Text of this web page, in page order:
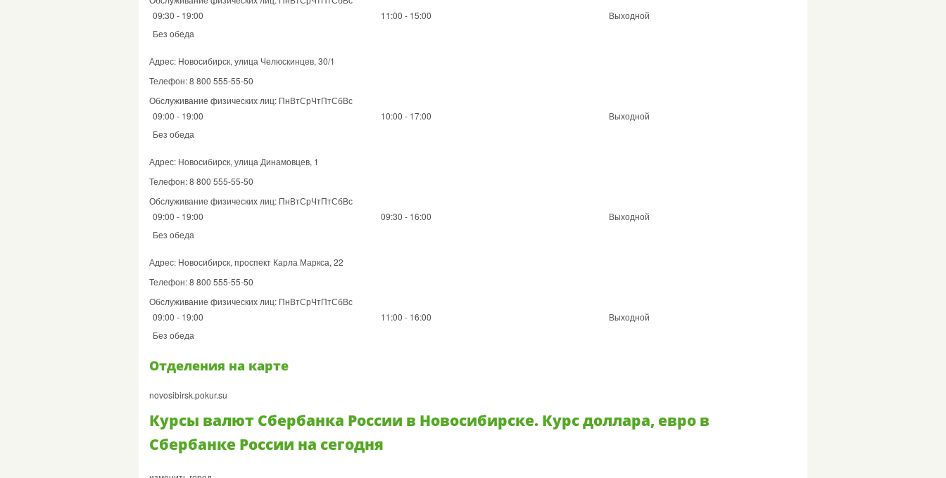
09:30 - 19:00
11:00 - 15:00
Выходной
Без обеда
Адрес: Новосибирск, улица Челюскинцев, 30/1
Телефон: 8 800 555-55-50
Обслуживание физических лиц: ПнВтСрЧтПтСбВс
09:00 - 19:00
10:00 - 17:00
Выходной
Без обеда
Адрес: Новосибирск, улица Динамовцев, 1
Телефон: 8 800 555-55-50
Обслуживание физических лиц: ПнВтСрЧтПтСбВс
09:00 - 19:00
09:30 - 16:00
Выходной
Без обеда
Адрес: Новосибирск, проспект Карла Маркса, 22
Телефон: 8 800 555-55-50
Обслуживание физических лиц: ПнВтСрЧтПтСбВс
09:00 - 19:00
11:00 - 16:00
Выходной
Без обеда
Отделения на карте
novosibirsk.pokur.su
Курсы валют Сбербанка России в Новосибирске. Курс доллара, евро в
Сбербанке России на сегодня